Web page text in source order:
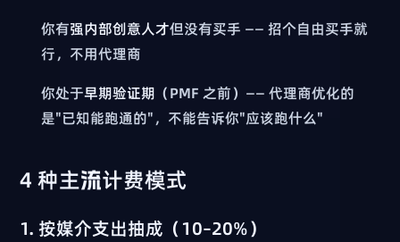
你有强内部创意人才但没有买手 —— 招个自由买手就
行，不用代理商
你处于早期验证期 （PMF 之前）—— 代理商优化的
是"已知能跑通的"，不能告诉你"应该跑什么"
4 种主流计费模式
1. 按媒介支出抽成（10–20%）